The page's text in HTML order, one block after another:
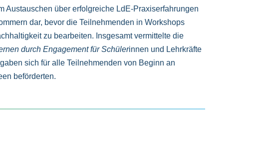
Austauschen über erfolgreiche LdE-Praxiserfahrungen
dar, bevor die Teilnehmenden in Workshops
zu bearbeiten. Insgesamt vermittelte die
durch Engagement für Schülerinnen und Lehrkräfte
sich für alle Teilnehmenden von Beginn an
beförderten.